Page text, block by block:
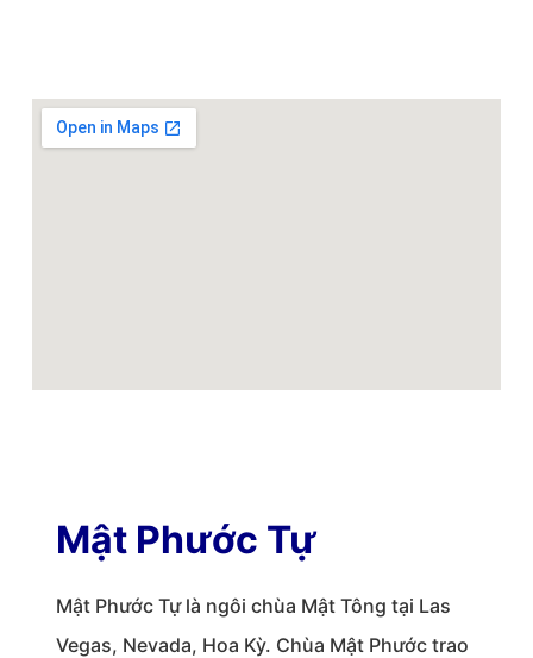
Mật Phước Tự
Mật Phước Tự là ngôi chùa Mật Tông tại Las
Vegas, Nevada, Hoa Kỳ. Chùa Mật Phước trao